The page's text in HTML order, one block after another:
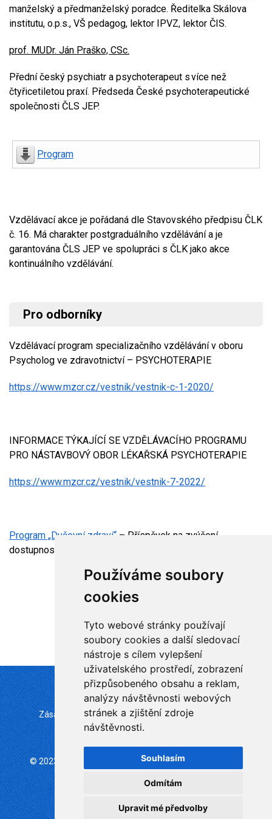
Používáme soubory
cookies
Tyto webové stránky používají
soubory cookies a další sledovací
nástroje s cílem vylepšení
uživatelského prostředí, zobrazení
přizpůsobeného obsahu a reklam,
analýzy návštěvnosti webových
stránek a zjištění zdroje
návštěvnosti.
Souhlasím
Odmítám
Upravit mé předvolby
manželský a předmanželský poradce. Ředitelka Skálova
institutu, o.p.s., VŠ pedagog, lektor IPVZ, lektor ČIS.
prof. MUDr. Ján Praško, CSc.
Přední český psychiatr a psychoterapeut s více než
čtyřicetiletou praxí. Předseda České psychoterapeutické
společnosti ČLS JEP.
Program
Vzdělávací akce je pořádaná dle Stavovského předpisu ČLK
č. 16. Má charakter postgraduálního vzdělávání a je
garantována ČLS JEP ve spolupráci s ČLK jako akce
kontinuálního vzdělávání.
Pro odborníky
Vzdělávací program specializačního vzdělávání v oboru
Psycholog ve zdravotnictví – PSYCHOTERAPIE
https://www.mzcr.cz/vestnik/vestnik-c-1-2020/
INFORMACE TÝKAJÍCÍ SE VZDĚLÁVACÍHO PROGRAMU
PRO NÁSTAVBOVÝ OBOR LÉKAŘSKÁ PSYCHOTERAPIE
https://www.mzcr.cz/vestnik/vestnik-7-2022/
Program „Duševní zdraví“ – Příspěvek na zvýšení
dostupnosti psychosociální podpory v roce 2026
Zásady zpracování souborů cookie Mapa stránek
© 2023 Česká psychoterapeutická společnost | ČLS JEP
WebSite21